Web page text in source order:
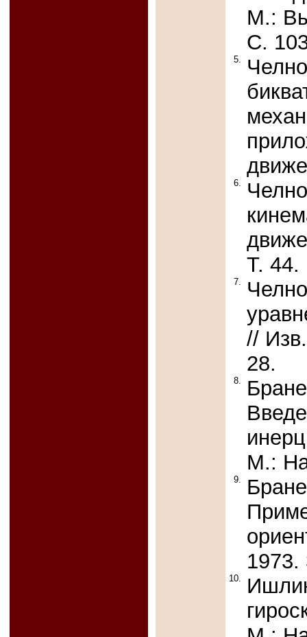
М.:
С.
5.
6.
Т.
7.
//
28.
8.
М.:
9.
1973.
10.